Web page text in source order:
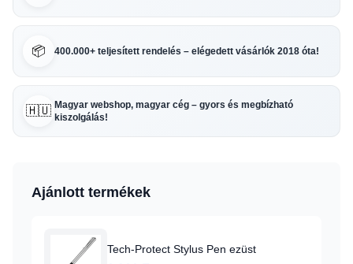
📦 400.000+ teljesített rendelés – elégedett vásárlók 2018 óta!
🇭🇺 Magyar webshop, magyar cég – gyors és megbízható
kiszolgálás!
Ajánlott termékek
Tech-Protect Stylus Pen ezüst